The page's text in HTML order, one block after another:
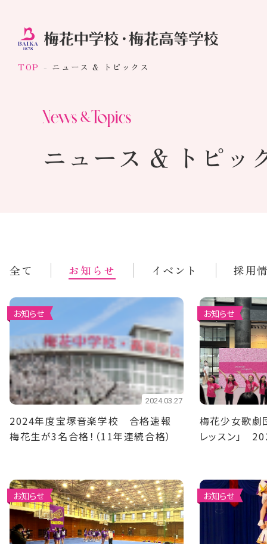
TOP ニュース & トピックス
ニュース & トピッ
全て お知らせ イベント 採用
お知らせ
2024.03.27
2024年度宝塚音楽学校 合格速報
梅花生が3名合格！（11年連続合格）
お知らせ
梅花少女歌劇
レッスン」
お知らせ お知らせ